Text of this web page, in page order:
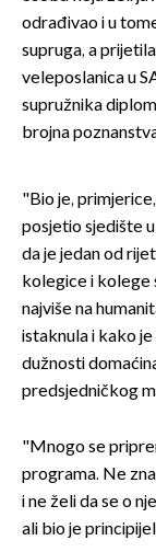
odrađivao i u
supruga, a
veleposlanica u
supružnika
brojna
"Bio je,
posjetio sjedište
da je jedan od
kolegice i kolege
najviše na
istaknula i kako
dužnosti
predsjedničkog
"Mnogo se
programa. Ne
i ne želi da se o
ali bio je